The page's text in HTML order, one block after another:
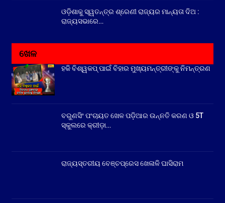
ଓଡ଼ିଶାକୁ ସ୍ୱତନ୍ତ୍ର ଶ୍ରେଣୀ ରାଜ୍ୟର ମାନ୍ୟତା ଦିଅ :
ରାଜ୍ୟସଭାରେ…
ଖେଳ
ହକି ବିଶ୍ୱକପ୍ ପାଇଁ ବିହାର ମୁଖ୍ୟମନ୍ତ୍ରୀଙ୍କୁ ନିମନ୍ତ୍ରଣ
ବରୁଣସିଂ ପଂଚାୟତ ଖେଳ ପଡ଼ିଆର ଉନ୍ନତି କରଣ ଓ 5T
ସ୍କୁଲରେ କ୍ରୀଡ଼ା…
ରାଜ୍ୟସ୍ତରୀୟ ବେଞ୍ଚପ୍ରେସ ଖେଳାଳି ଘାସିରାମ